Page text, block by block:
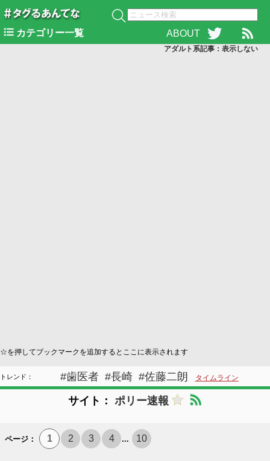
カテゴリー一覧 ABOUT
アダルト系記事：表示しない
☆を押してブックマークを追加するとここに表示されます
#歯医者 #長崎 #佐藤二朗 タイムライン
トレンド：
サイト： ポリー速報
ページ： 1 2 3 4 ... 10